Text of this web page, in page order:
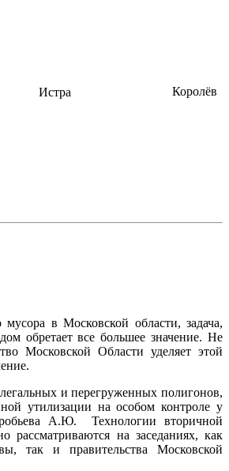
Истра Королёв
мусора в Московской области, задача,
обретает все большее значение. Не
Московской Области уделяет этой
и перегруженных полигонов,
утилизации на особом контроле у
А.Ю. Технологии вторичной
рассматриваются на заседаниях, как
так и правительства Московской